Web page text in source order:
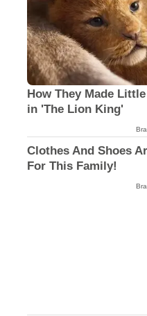
How They Made
in 'The Lion King'
Clothes And Shoes
For This Family!